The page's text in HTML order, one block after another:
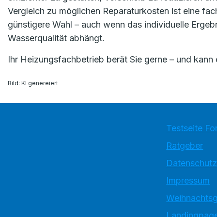
Vergleich zu möglichen Reparaturkosten ist eine
günstigere Wahl – auch wenn das individuelle
Wasserqualität abhängt.
Ihr Heizungsfachbetrieb berät Sie gerne – und
Bild: KI genereiert
Testseite
Ratgeber
Impressum